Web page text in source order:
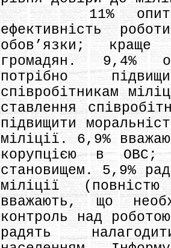
11% опитаних
ефективність
обов’язки; краще
громадян. 9,4%
потрібно
співробітникам
ставлення
підвищити
міліції. 6,9%
корупцією в ОВС;
становищем. 5,9%
міліції
вважають, що
контроль над
радять